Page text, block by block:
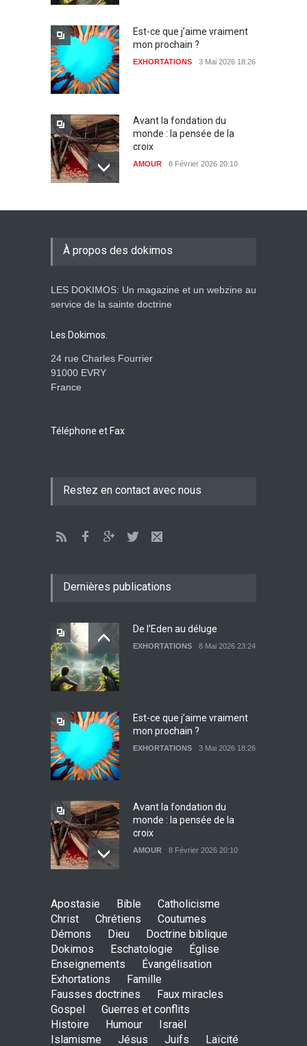
Est-ce que j’aime vraiment
mon prochain ?
EXHORTATIONS 3 Mai 2026 18:26
Avant la fondation du
monde : la pensée de la
croix
AMOUR 8 Février 2026 20:10
L’être humain, cet appui
Tenir ferme en Mashiah
EXHORTATIONS
Sois béni mon très cher
À propos des dokimos
LES DOKIMOS: Un magazine et un webzine au
service de la sainte doctrine
Les Dokimos.
24 rue Charles Fourrier
91000 EVRY
France
Téléphone et Fax
Restez en contact avec nous
Dernières publications
De l’Eden au déluge
EXHORTATIONS 8 Mai 2026 23:24
Est-ce que j’aime vraiment
mon prochain ?
EXHORTATIONS 3 Mai 2026 18:26
Avant la fondation du
monde : la pensée de la
croix
AMOUR 8 Février 2026 20:10
fragile et incertain
Tenir ferme en Mashiah
dans un monde à l’agonie
JÉSUS 9 Janvier 2022 01:58
Apostasie Bible
Catholicisme
Christ
Chrétiens
Coutumes
Démons
Dieu
Doctrine biblique
Dokimos
Eschatologie
Église
Enseignements
Évangélisation
Exhortations
Famille
Fausses doctrines
Faux miracles
Gospel
Guerres et conflits
Histoire
Humour
Israël
Islamisme
Jésus Juifs Laïcité